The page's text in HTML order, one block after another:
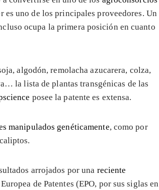
es uno de los principales proveedores. Un
ocupa la primera posición en cuanto
algodón, remolacha azucarera, colza,
la lista de plantas transgénicas de las
posee la patente es extensa.
manipulados genéticamente, como por
arrojados por una reciente
de Patentes (EPO, por sus siglas en